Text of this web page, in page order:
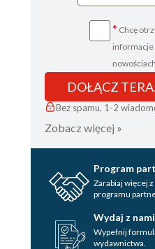
* Chcę
informacje
DOŁĄCZ
Bez spamu, 1-2
Zobacz więcej »
Program
Zarabiaj więcej
programu
Wydaj z
Wypełnij
wydawnictwa.